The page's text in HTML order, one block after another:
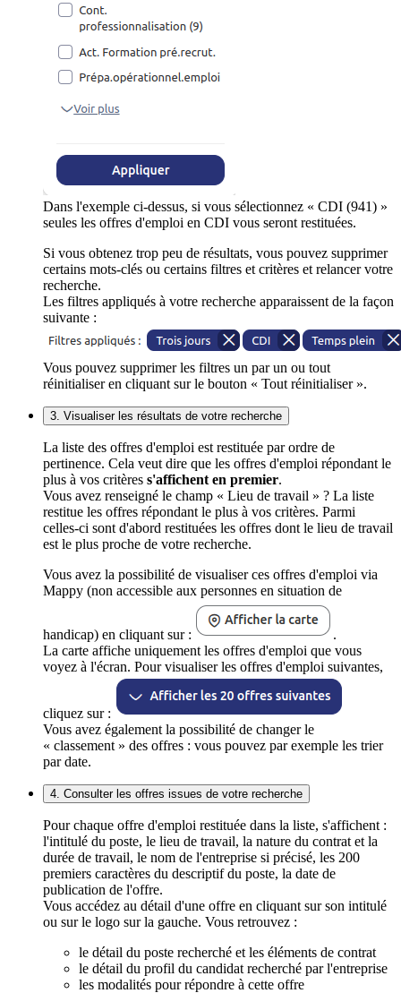
Dans l'exemple ci-dessus, si vous sélectionnez « CDI (941) »
seules les offres d'emploi en CDI vous seront restituées.
Si vous obtenez trop peu de résultats, vous pouvez supprimer
certains mots-clés ou certains filtres et critères et relancer votre
recherche.
Les filtres appliqués à votre recherche apparaissent de la façon
suivante :
Vous pouvez supprimer les filtres un par un ou tout
réinitialiser en cliquant sur le bouton « Tout réinitialiser ».
3. Visualiser les résultats de votre recherche
La liste des offres d'emploi est restituée par ordre de
pertinence. Cela veut dire que les offres d'emploi répondant le
plus à vos critères s'affichent en premier.
Vous avez renseigné le champ « Lieu de travail » ? La liste
restitue les offres répondant le plus à vos critères. Parmi
celles-ci sont d'abord restituées les offres dont le lieu de travail
est le plus proche de votre recherche.
Vous avez la possibilité de visualiser ces offres d'emploi via
Mappy (non accessible aux personnes en situation de
handicap) en cliquant sur :
.
La carte affiche uniquement les offres d'emploi que vous
voyez à l'écran. Pour visualiser les offres d'emploi suivantes,
cliquez sur :
Vous avez également la possibilité de changer le
« classement » des offres : vous pouvez par exemple les trier
par date.
4. Consulter les offres issues de votre recherche
Pour chaque offre d'emploi restituée dans la liste, s'affichent :
l'intitulé du poste, le lieu de travail, la nature du contrat et la
durée de travail, le nom de l'entreprise si précisé, les 200
premiers caractères du descriptif du poste, la date de
publication de l'offre.
Vous accédez au détail d'une offre en cliquant sur son intitulé
ou sur le logo sur la gauche. Vous retrouvez :
le détail du poste recherché et les éléments de contrat
le détail du profil du candidat recherché par l'entreprise
les modalités pour répondre à cette offre